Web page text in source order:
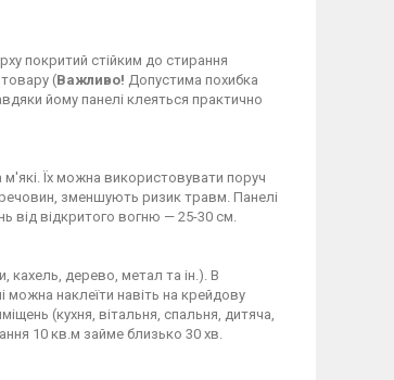
покритий стійким до стирання
(Важливо! Допустима похибка
йому панелі клеяться практично
м'які. Їх можна використовувати поруч
речовин, зменшують ризик травм. Панелі
від відкритого вогню — 25-30 см.
кахель, дерево, метал та ін.). В
наклеїти навіть на крейдову
(кухня, вітальня, спальня, дитяча,
10 кв.м займе близько 30 хв.